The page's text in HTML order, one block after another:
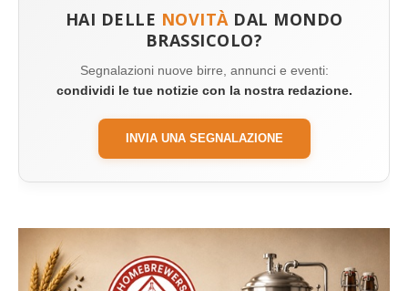
HAI DELLE NOVITÀDAL MONDO
BRASSICOLO?
Segnalazioni nuove birre, annunci e eventi:
condividi le tue notizie con la nostra redazione.
INVIA UNA SEGNALAZIONE